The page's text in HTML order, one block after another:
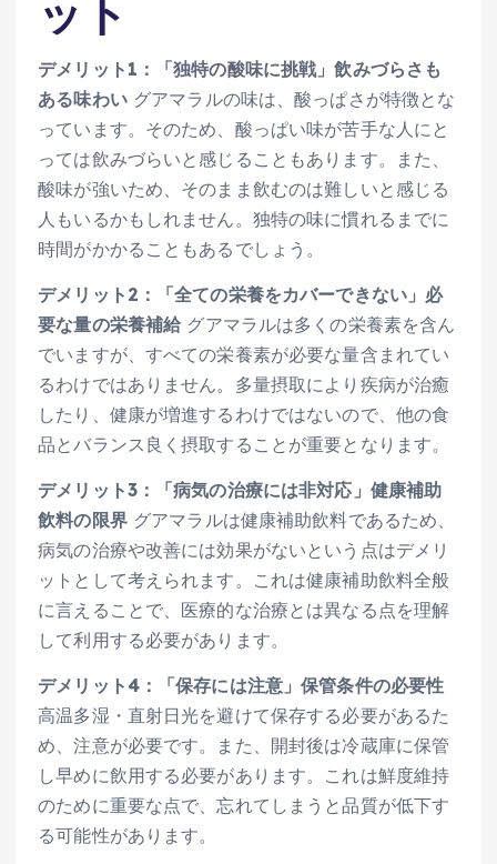
ット
デメリット1：「独特の酸味に挑戦」飲みづらさも
ある味わいグアマラルの味は、酸っぱさが特徴とな
っています。そのため、酸っぱい味が苦手な人にと
っては飲みづらいと感じることもあります。また、
酸味が強いため、そのまま飲むのは難しいと感じる
人もいるかもしれません。独特の味に慣れるまでに
時間がかかることもあるでしょう。
デメリット2：「全ての栄養をカバーできない」必
要な量の栄養補給 グアマラルは多くの栄養素を含ん
でいますが、すべての栄養素が必要な量含まれてい
るわけではありません。多量摂取により疾病が治癒
したり、健康が増進するわけではないので、他の食
品とバランス良く摂取することが重要となります。
デメリット3：「病気の治療には非対応」健康補助
飲料の限界グアマラルは健康補助飲料であるため、
病気の治療や改善には効果がないという点はデメリ
ットとして考えられます。これは健康補助飲料全般
に言えることで、医療的な治療とは異なる点を理解
して利用する必要があります。
デメリット4：「保存には注意」保管条件の必要性
高温多湿・直射日光を避けて保存する必要があるた
め、注意が必要です。また、開封後は冷蔵庫に保管
し早めに飲用する必要があります。これは鮮度維持
のために重要な点で、忘れてしまうと品質が低下す
る可能性があります。